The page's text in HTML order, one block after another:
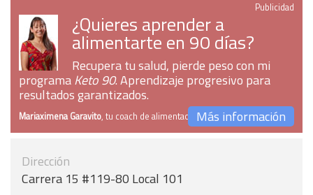
Publicidad
¿Quieres aprender a
alimentarte en 90 días?
Recupera tu salud, pierde peso con mi
programaKeto 90. Aprendizaje progresivo para
resultados garantizados.
Mariaximena Garavito, tu coach de alimentaciónMás información
Dirección
Carrera 15 #119-80 Local 101